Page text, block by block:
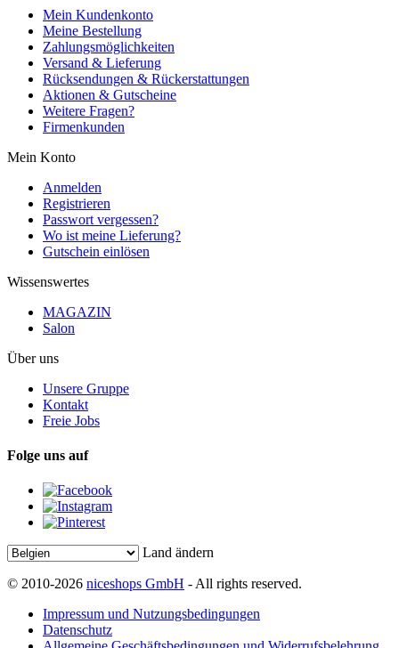
Mein Kundenkonto
Meine Bestellung
Zahlungsmöglichkeiten
Versand & Lieferung
Rücksendungen & Rückerstattungen
Aktionen & Gutscheine
Weitere Fragen?
Firmenkunden
Mein Konto
Anmelden
Registrieren
Passwort vergessen?
Wo ist meine Lieferung?
Gutschein einlösen
Wissenswertes
MAGAZIN
Salon
Über uns
Unsere Gruppe
Kontakt
Freie Jobs
Folge uns auf
Land ändern
© 2010-2026 niceshops GmbH - All rights reserved.
Impressum und Nutzungsbedingungen
Datenschutz